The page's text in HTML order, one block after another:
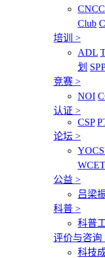
CNCC
Club
培训 >
ADL
划 SPP
竞赛 >
NOI
认证 >
CSP
论坛 >
WCET
公益 >
吕梁
科普 >
科普
评价与咨询
科技